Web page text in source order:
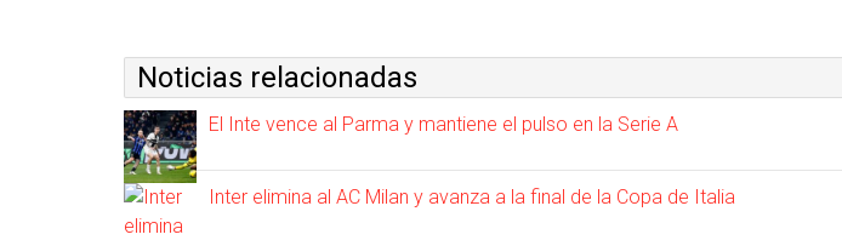
Noticias relacionadas
El Inte vence al Parma y mantiene el pulso en la Serie A
Inter elimina al AC Milan y avanza a la final de la Copa de Italia